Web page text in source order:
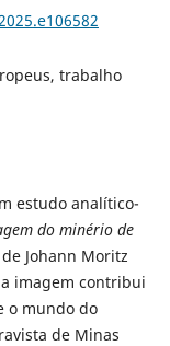
trabalho
estudo analítico-
do minério de
Johann Moritz
imagem contribui
o mundo do
de Minas